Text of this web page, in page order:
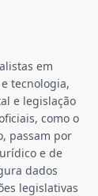
em
tecnologia,
e legislação
como o
passam por
e de
dados
legislativas